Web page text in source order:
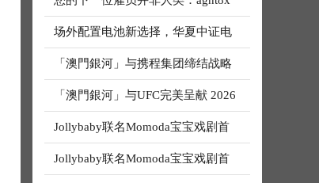
场外配置电池新选择，华夏中证电
「澳門銀河」与携程集团缔结战略
「澳門銀河」与UFC完美呈献 2026
Jollybaby联名Momoda宝宝戏剧首
Jollybaby联名Momoda宝宝戏剧首